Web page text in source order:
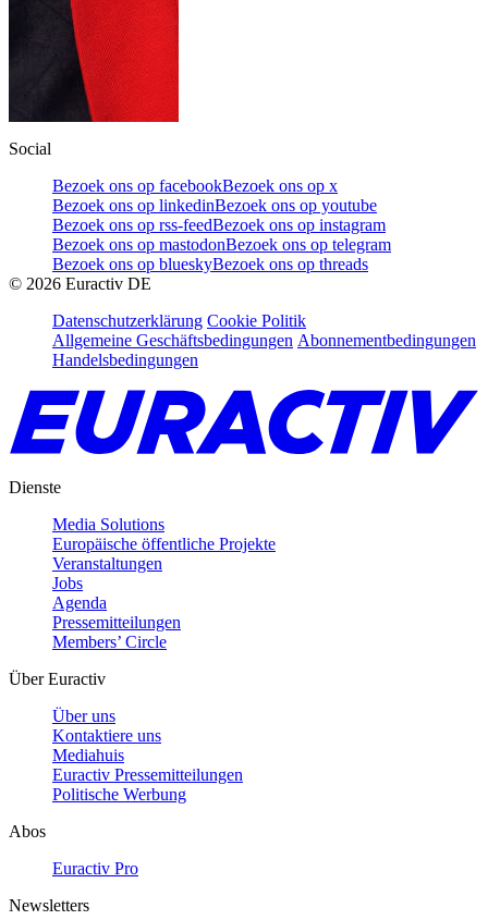
Social
Bezoek ons op facebookBezoek ons op x
Bezoek ons op linkedinBezoek ons op youtube
Bezoek ons op rss-feedBezoek ons op instagram
Bezoek ons op mastodonBezoek ons op telegram
Bezoek ons op blueskyBezoek ons op threads
© 2026 Euractiv DE
Datenschutzerklärung Cookie Politik
Allgemeine Geschäftsbedingungen Abonnementbedingungen
Handelsbedingungen
Dienste
Media Solutions
Europäische öffentliche Projekte
Veranstaltungen
Jobs
Agenda
Pressemitteilungen
Members’ Circle
Über Euractiv
Über uns
Kontaktiere uns
Mediahuis
Euractiv Pressemitteilungen
Politische Werbung
Abos
Euractiv Pro
Newsletters